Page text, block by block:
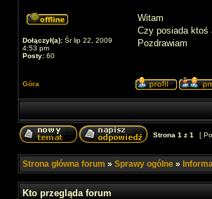
Dołączył(a): Śr lip 22, 2009
4:53 pm
Posty: 60
Witam
Czy posiada ktoś
Pozdrawiam
Góra
Strona 1 z 1 [
Strona główna forum » Sprawy ogólne »
Kto przegląda forum